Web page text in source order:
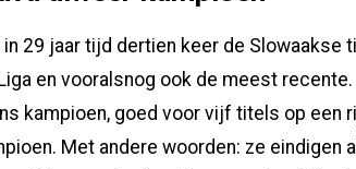
in 29 jaar tijd dertien keer de Slowaakse
en vooralsnog ook de meest
kampioen, goed voor vijf titels op een
Met andere woorden: ze eindigen